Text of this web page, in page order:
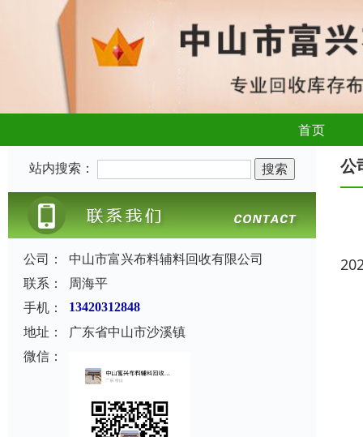
首页
站内搜索：
公司：
中山市富兴布料辅料回收有限公司
联系：
周海平
手机：
13420312848
地址：
广东省中山市沙溪镇
微信：
公